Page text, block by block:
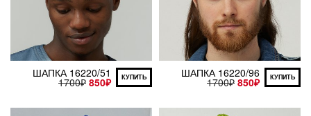
ШАПКА 16220/51
1700₽ 850₽ КУПИТЬ ШАПКА 16220/96
1700₽ 850₽ КУПИТЬ